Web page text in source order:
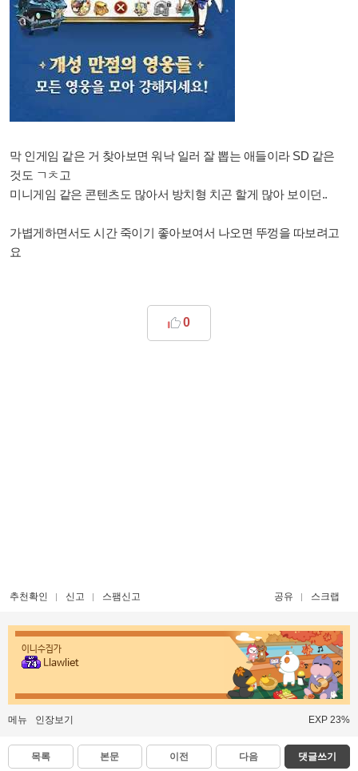
막 인게임 같은 거 찾아보면 워낙 일러 잘 뽑는 애들이라 SD 같은
것도 ㄱㅊ고
미니게임 같은 콘텐츠도 많아서 방치형 치곤 할게 많아 보이던..
가볍게하면서도 시간 죽이기 좋아보여서 나오면 뚜껑을 따보려고
요
0
추천확인 신고 스팸신고 공유 스크랩
이니수집가
Llawliet
메뉴 인장보기 EXP 23%
목록 본문 이전 다음 댓글쓰기